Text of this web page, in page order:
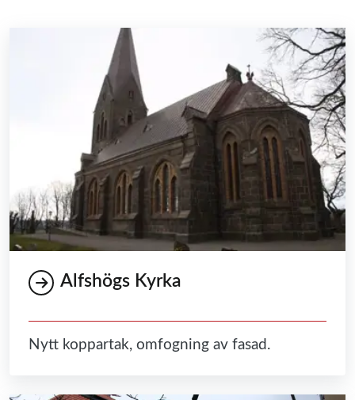
Alfshögs Kyrka
Nytt koppartak, omfogning av fasad.